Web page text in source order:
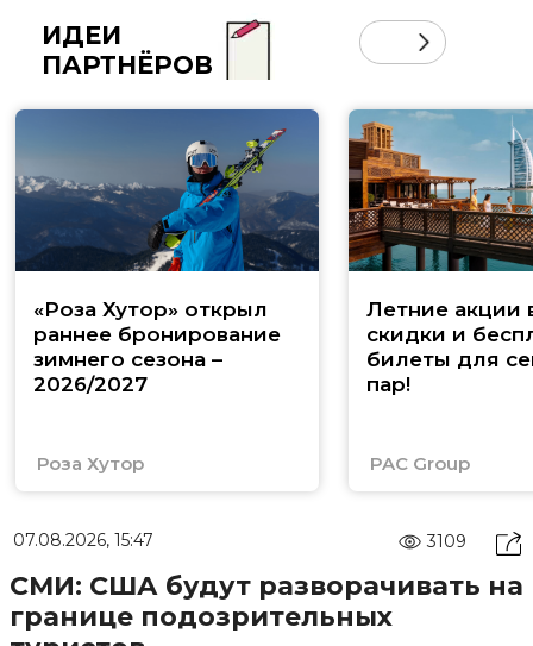
ИДЕИ
ПАРТНЁРОВ
«Роза Хутор» открыл
раннее бронирование
зимнего сезона –
2026/2027
Роза Хутор
Летние акции
скидки и
билеты для
пар!
PAC Group
07.08.2026, 15:47 3109
СМИ: США будут разворачивать на
границе подозрительных